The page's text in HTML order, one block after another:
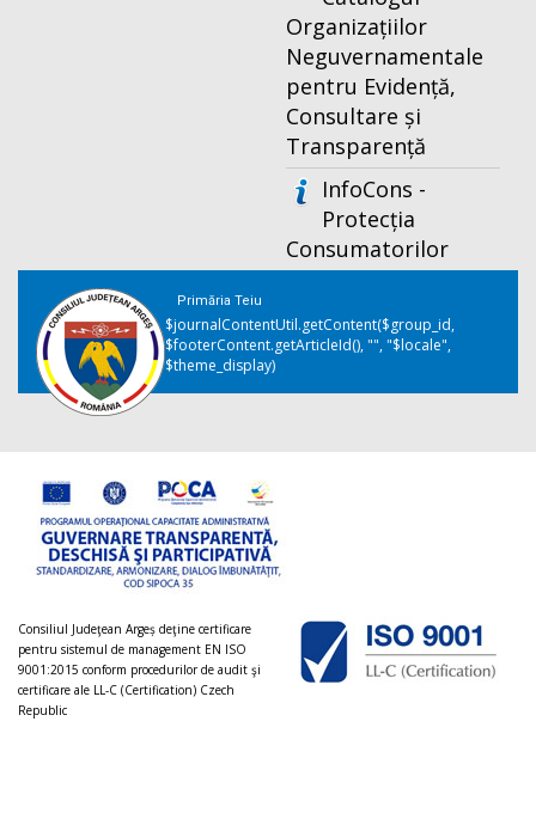
Organizațiilor
Neguvernamentale
pentru Evidență,
Consultare și
Transparență
InfoCons -
Protecția
Consumatorilor
Primăria Teiu
$journalContentUtil.getContent($group_id,
$footerContent.getArticleId(), "", "$locale",
$theme_display)
Consiliul Judeţean Argeș deţine certificare
pentru sistemul de management EN ISO
9001:2015 conform procedurilor de audit şi
certificare ale LL-C (Certification) Czech
Republic